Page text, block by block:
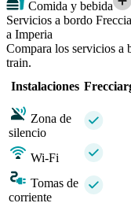
Comida y bebida
Servicios a bordo
a Imperia
Compara los servicios a
train.
Instalaciones
Zona de
silencio
Wi-Fi
Tomas de
corriente